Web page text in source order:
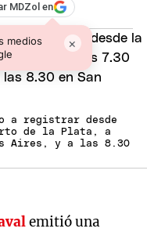
MDZol en
medios
×
a registrar desde
de la Plata, a
Aires, y a las 8.30
emitió una